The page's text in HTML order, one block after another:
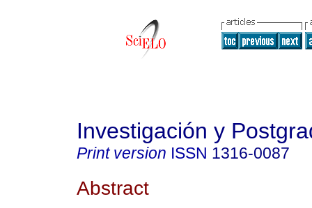
Investigación y
Print version ISSN 1316-0087
Abstract